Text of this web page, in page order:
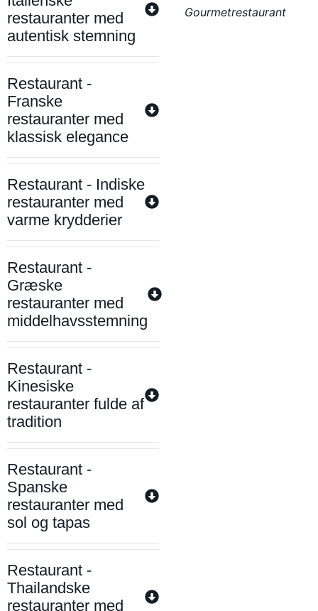
restauranter med
autentisk stemning
Restaurant -
Franske
restauranter med
klassisk elegance
Restaurant - Indiske
restauranter med
varme krydderier
Restaurant -
Græske
restauranter med
middelhavsstemning
Restaurant -
Kinesiske
restauranter fulde af
tradition
Restaurant -
Spanske
restauranter med
sol og tapas
Restaurant -
Thailandske
restauranter med
Gourmetrestaurant